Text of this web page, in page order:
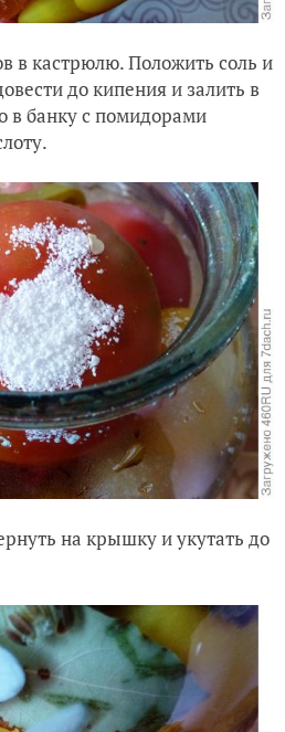
в кастрюлю. Положить соль и
до кипения и залить в
в банку с помидорами
на крышку и укутать до